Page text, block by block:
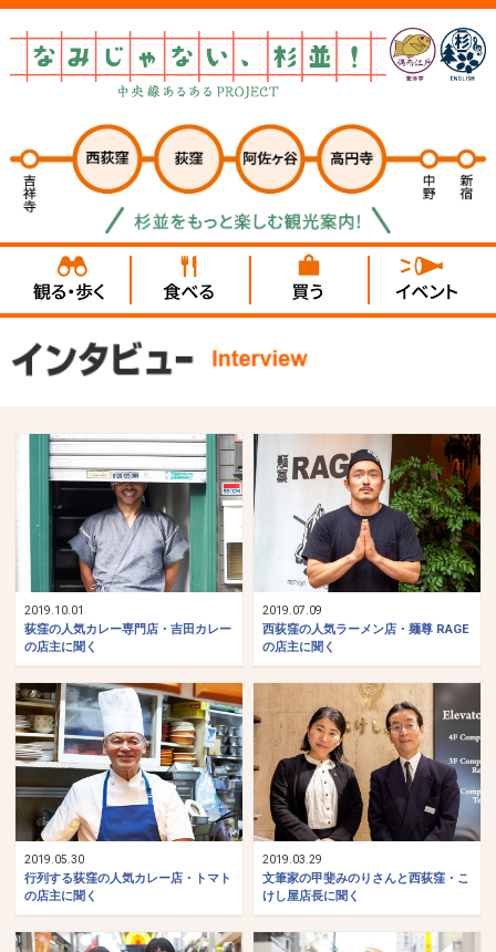
2019.10.01
荻窪の人気カレー専門店・吉田カレー
の店主に聞く
2019.07.09
西荻窪の人気ラーメン店・麺尊 RAGE
の店主に聞く
2019.05.30
行列する荻窪の人気カレー店・トマト
の店主に聞く
2019.03.29
文筆家の甲斐みのりさんと西荻窪・こ
けし屋店長に聞く